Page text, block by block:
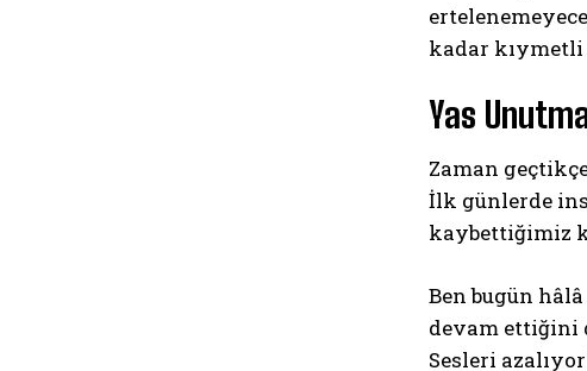
kadar
Yas
Zaman
İlk günlerde
kaybettiğimiz
Ben bugün
devam ettiğini
Sesleri